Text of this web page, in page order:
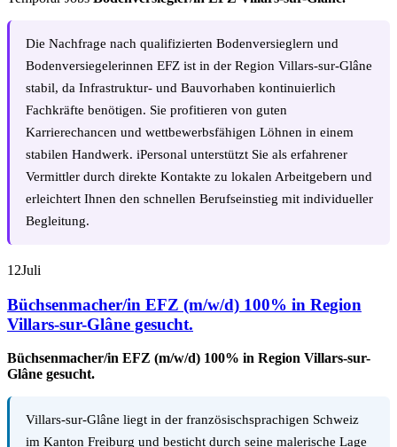
Die Nachfrage nach qualifizierten Bodenversieglern und
Bodenversiegelerinnen EFZ ist in der Region Villars-sur-Glâne
stabil, da Infrastruktur- und Bauvorhaben kontinuierlich
Fachkräfte benötigen. Sie profitieren von guten
Karrierechancen und wettbewerbsfähigen Löhnen in einem
stabilen Handwerk. iPersonal unterstützt Sie als erfahrener
Vermittler durch direkte Kontakte zu lokalen Arbeitgebern und
erleichtert Ihnen den schnellen Berufseinstieg mit individueller
Begleitung.
12Juli
Büchsenmacher/in EFZ (m/w/d) 100% in Region
Villars-sur-Glâne gesucht.
Büchsenmacher/in EFZ (m/w/d) 100% in Region Villars-sur-
Glâne gesucht.
Villars-sur-Glâne liegt in der französischsprachigen Schweiz
im Kanton Freiburg und besticht durch seine malerische Lage